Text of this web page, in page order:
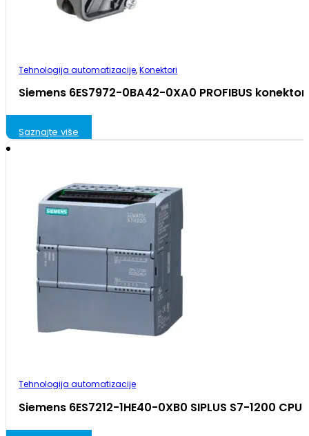
Tehnologija automatizacije,Konektori
Siemens 6ES7972-0BA42-0XA0 PROFIBUS
Saznajte više
Tehnologija automatizacije
Siemens 6ES7212-1HE40-0XB0 SIPLUS S7-1200 CPU